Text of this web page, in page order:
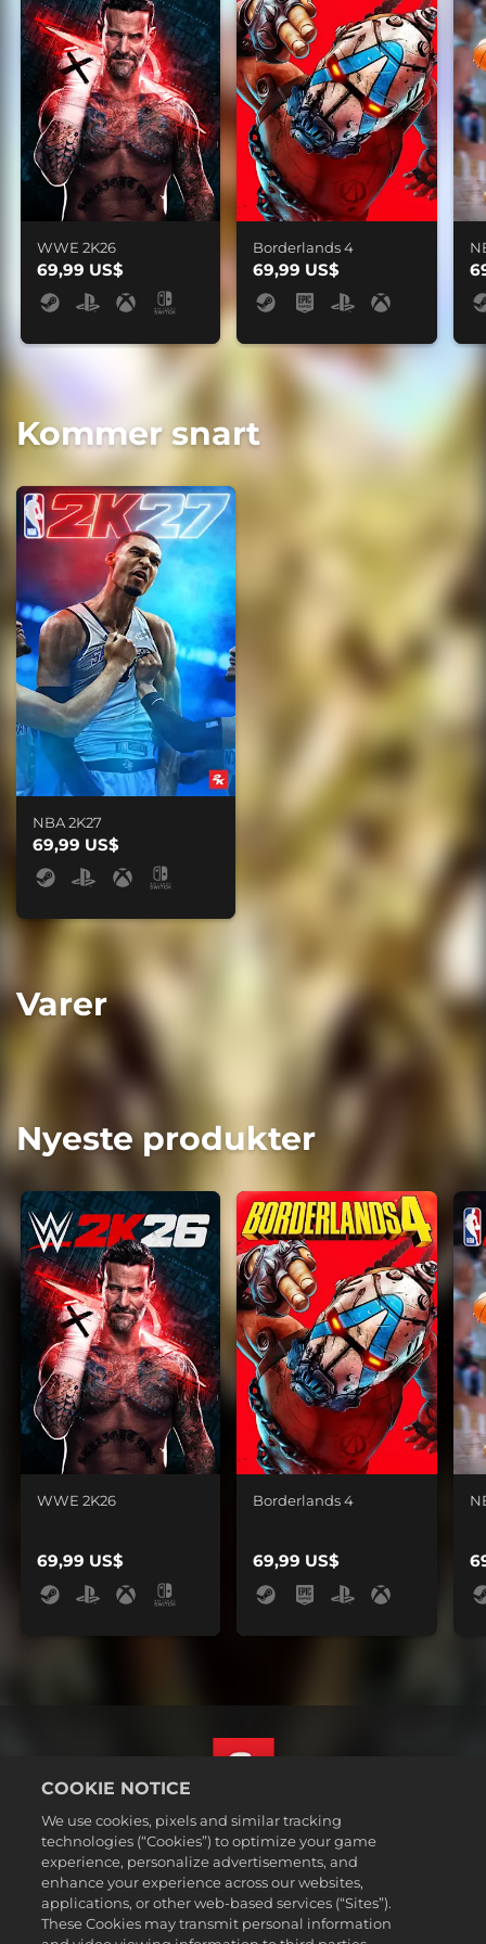
WWE 2K26
69,99 US$
Borderlands 4
69,99 US$
Kommer snart
NBA 2K27
69,99 US$
Varer
Nyeste produkter
WWE 2K26
69,99 US$
Borderlands 4
69,99 US$
Juridiske oplysninger
Fortrolighedspolitik
Politik for cookies
Dansk
COOKIE NOTICE
We use cookies, pixels and similar tracking
technologies (“Cookies”) to optimize your game
experience, personalize advertisements, and
enhance your experience across our websites,
applications, or other web-based services (“Sites”).
These Cookies may transmit personal information